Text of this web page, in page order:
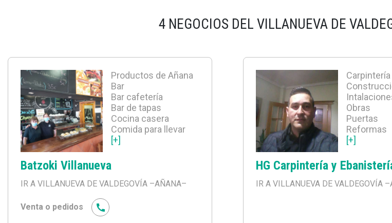
4 NEGOCIOS DEL VILLANUEVA DE
Productos de Añana
Bar
Bar cafetería
Bar de tapas
Cocina casera
Comida para llevar
[+]
Batzoki Villanueva
IR A VILLANUEVA DE VALDEGOVÍA –AÑANA–
Venta o pedidos
Carpintería
Obras
Puertas
Reformas
[+]
HG Carpintería y
IR A VILLANUEVA DE VALDEGOVÍA